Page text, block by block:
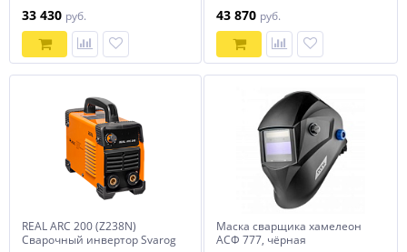
33 430 руб. 43 870 руб.
REAL ARC 200 (Z238N)
Сварочный инвертор Svarog
Маска сварщика хамелеон
АСФ 777, чёрная